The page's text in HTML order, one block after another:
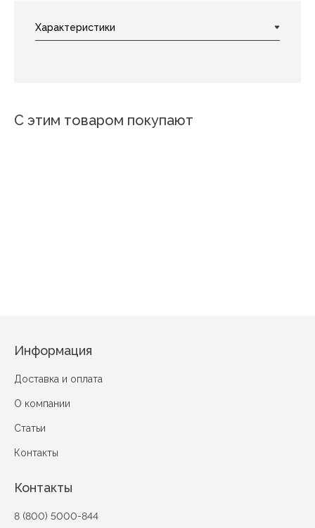
С этим товаром покупают
Информация
Доставка и оплата
О компании
Статьи
Контакты
Контакты
8 (800) 5000-844